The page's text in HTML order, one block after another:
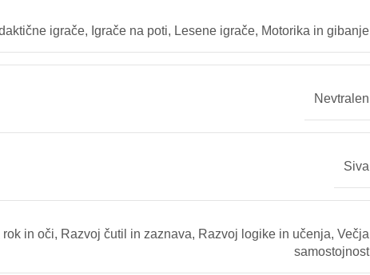
igrače, Igrače na poti, Lesene igrače, Motorika in gibanje
Nevtralen
Siva
in oči, Razvoj čutil in zaznava, Razvoj logike in učenja, Večja
samostojnost